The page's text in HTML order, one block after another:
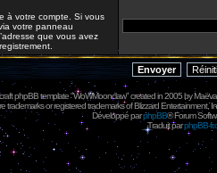
à votre compte. Si vous
votre panneau
que vous avez
phpBB template "WoWMoonclaw" created in 2005 by
trademarks or registered trademarks of Blizzard Entertainment,
Développé parphpBB® Forum
Traduit parphpBB-